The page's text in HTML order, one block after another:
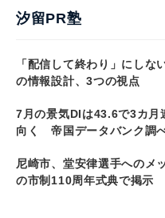
汐留PR塾
「配信して終わり」にし
の情報設計、3つの視点
7月の景気DIは43.6で3カ
向く 帝国データバンク調
尼崎市、堂安律選手への
の市制110周年式典で掲示